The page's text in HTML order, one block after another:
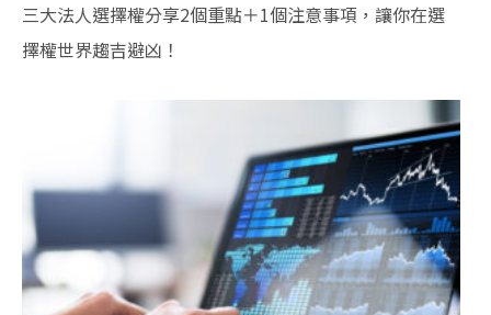
三大法人選擇權分享2個重點＋1個注意事項，讓你在選
擇權世界趨吉避凶！